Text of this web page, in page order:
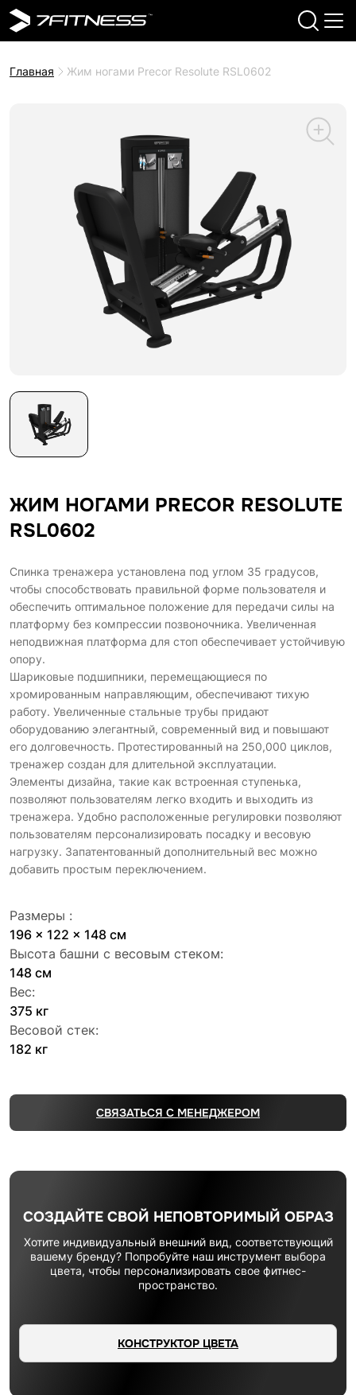
Главная Жим ногами Precor Resolute RSL0602
ЖИМ НОГАМИ PRECOR RESOLUTE
RSL0602
Спинка тренажера установлена под углом 35 градусов,
чтобы способствовать правильной форме пользователя и
обеспечить оптимальное положение для передачи силы на
платформу без компрессии позвоночника. Увеличенная
неподвижная платформа для стоп обеспечивает устойчивую
опору.
Шариковые подшипники, перемещающиеся по
хромированным направляющим, обеспечивают тихую
работу. Увеличенные стальные трубы придают
оборудованию элегантный, современный вид и повышают
его долговечность. Протестированный на 250,000 циклов,
тренажер создан для длительной эксплуатации.
Элементы дизайна, такие как встроенная ступенька,
позволяют пользователям легко входить и выходить из
тренажера. Удобно расположенные регулировки позволяют
пользователям персонализировать посадку и весовую
нагрузку. Запатентованный дополнительный вес можно
добавить простым переключением.
Размеры :
196 x 122 x 148 см
Высота башни с весовым стеком:
148 см
Вес:
375 кг
Весовой стек:
182 кг
СВЯЗАТЬСЯ С МЕНЕДЖЕРОМ
СОЗДАЙТЕ СВОЙ НЕПОВТОРИМЫЙ ОБРАЗ
Хотите индивидуальный внешний вид, соответствующий
вашему бренду? Попробуйте наш инструмент выбора
цвета, чтобы персонализировать свое фитнес-
пространство.
КОНСТРУКТОР ЦВЕТА